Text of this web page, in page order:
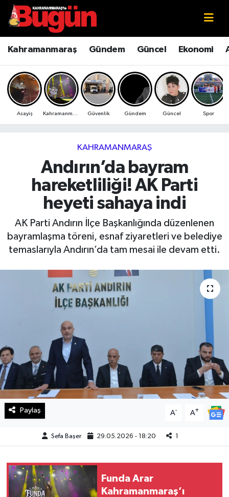
Kahramanmaraş Gündem Güncel Ekonomi
Asayiş Güvenlik Gündem Güncel Spor
KAHRAMANMARAŞ
Andırın’da bayram
hareketliliği! AK Parti
heyeti sahaya indi
AK Parti Andırın İlçe Başkanlığında düzenlenen
bayramlaşma töreni, esnaf ziyaretleri ve belediye
temaslarıyla Andırın’da tam mesai ile devam etti.
Paylaş A- A+
Sefa Başer 29.05.2026 - 18:20 1
Funda Arar
Kahramanmaraş’ı
Kahramanmaraş
Kahramanmaraş Sokak Röportajları
Bilim ve Teknoloji
Çevre
Ekonomi
Genel
Güncel
Haberde İnsan
Magazin
Manşet Altı
Manşetler
Resmi İlan
Sağlık
Spor
Teknoloji
Kahramanmaraş Nöbetçi Eczaneler
Kahramanmaraş Hava Durumu
Kahramanmaraş Namaz Vakitleri
Kahramanmaraş Trafik Yoğunluk Haritası
Süper Lig Puan Durumu ve Fikstür
Tüm Manşetler
Son Dakika Haberleri
Haber Arşivi